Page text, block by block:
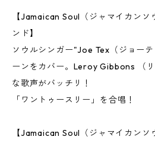
【Jamaican Soul（ジャマイカンソ
ンド】
ソウルシンガー"Joe Tex（ジョー
ーンをカバー。Leroy Gibbons （
な歌声がバッチリ！
「ワントゥースリー」を合唱！
【Jamaican Soul（ジャマイカンソ